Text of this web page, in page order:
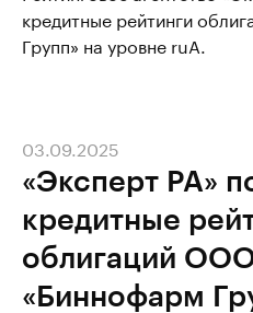
кредитные рейтинги
Групп» на уровне ruA.
«Эксперт РА»
кредитные
облигаций
«Биннофарм
03.09.2025